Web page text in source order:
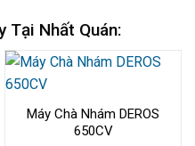
Tại Nhất Quán:
Máy Chà Nhám DEROS
650CV